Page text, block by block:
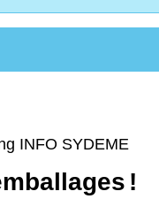
INFO SYDEME
!